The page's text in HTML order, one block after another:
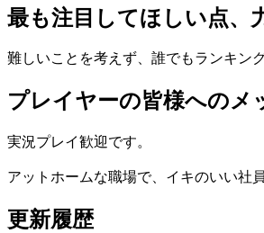
最も注目してほしい点、
難しいことを考えず、誰でもランキン
プレイヤーの皆様へのメ
実況プレイ歓迎です。
アットホームな職場で、イキのいい社
更新履歴